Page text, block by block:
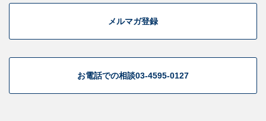
メルマガ登録
お電話での相談03-4595-0127